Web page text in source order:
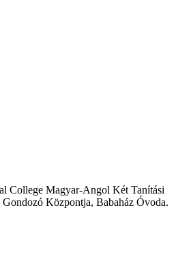
College Magyar-Angol Két Tanítási
Központja, Babaház Óvoda.